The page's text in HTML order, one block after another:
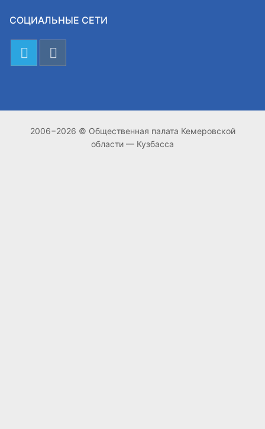
СОЦИАЛЬНЫЕ СЕТИ
2006−2026 © Общественная палата Кемеровской
области — Кузбасса